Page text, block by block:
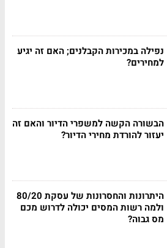
נפילה במכירות הקבלנים; האם זה יגיע
למחירים?
הבשורה הקשה למשפרי הדיור והאם זה
יעזור להורדת מחירי הדיור?
היתרונות והחסרונות של עסקת 80/20
ולמה רשות המסים יכולה לדרוש מכם
מס גבוה?